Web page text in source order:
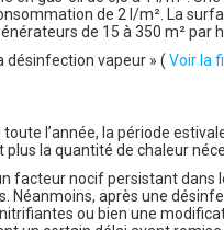
de 2 l/m². La
de 15 à 350 m² par
désinfection vapeur » (Voir la
l’année, la période
la quantité de chaleur
facteur nocif persistant dans
Néanmoins, après une
ou bien une